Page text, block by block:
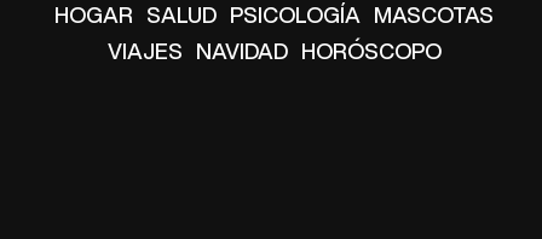
HOGAR SALUD PSICOLOGÍA MASCOTAS
VIAJES NAVIDAD HORÓSCOPO